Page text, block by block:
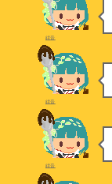
紺音
紺音
紺音